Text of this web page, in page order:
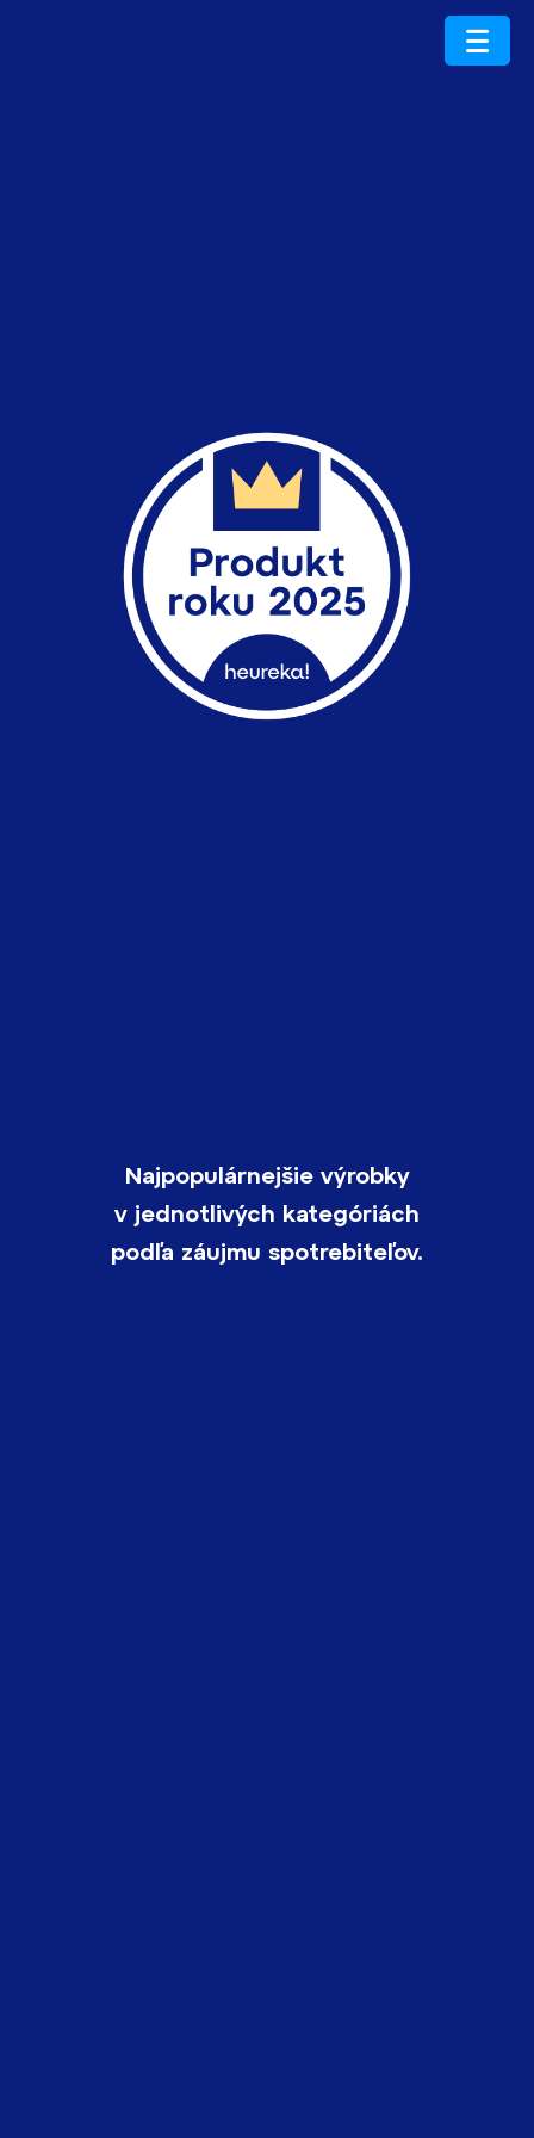
Najpopulárnejšie výrobky
v jednotlivých kategóriách
podľa záujmu spotrebiteľov.